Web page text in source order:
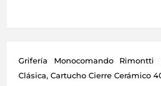
Grifería Monocomando Rimontti
Clásica, Cartucho Cierre Cerámico